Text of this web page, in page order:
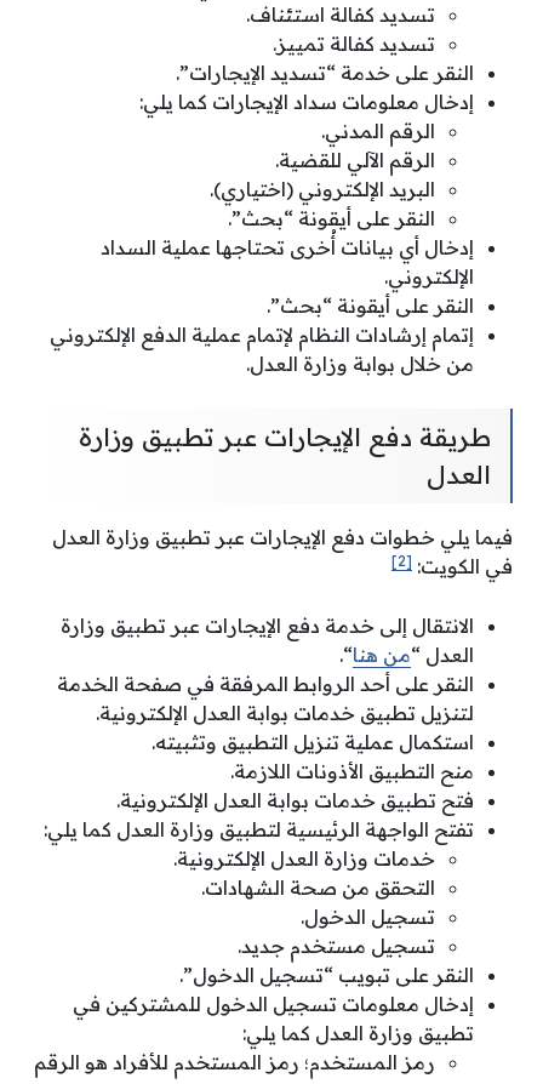
تسديد كفالة استئناف.
تسديد كفالة تمييز.
النقر على خدمة “تسديد الإيجارات”.
إدخال معلومات سداد الإيجارات كما يلي:
الرقم المدني.
الرقم الآلي للقضية.
البريد الإلكتروني (اختياري).
النقر على أيقونة “بحث”.
إدخال أي بيانات أُخرى تحتاجها عملية السداد
الإلكتروني.
النقر على أيقونة “بحث”.
إتمام إرشادات النظام لإتمام عملية الدفع الإلكتروني
من خلال بوابة وزارة العدل.
طريقة دفع الإيجارات عبر تطبيق وزارة
العدل
فيما يلي خطوات دفع الإيجارات عبر تطبيق وزارة العدل
في الكويت: [2]
الانتقال إلى خدمة دفع الإيجارات عبر تطبيق وزارة
العدل “من هنا“.
النقر على أحد الروابط المرفقة في صفحة الخدمة
لتنزيل تطبيق خدمات بوابة العدل الإلكترونية.
استكمال عملية تنزيل التطبيق وتثبيته.
منح التطبيق الأذونات اللازمة.
فتح تطبيق خدمات بوابة العدل الإلكترونية.
تفتح الواجهة الرئيسية لتطبيق وزارة العدل كما يلي:
خدمات وزارة العدل الإلكترونية.
التحقق من صحة الشهادات.
تسجيل الدخول.
تسجيل مستخدم جديد.
النقر على تبويب “تسجيل الدخول”.
إدخال معلومات تسجيل الدخول للمشتركين في
تطبيق وزارة العدل كما يلي:
رمز المستخدم؛ رمز المستخدم للأفراد هو الرقم